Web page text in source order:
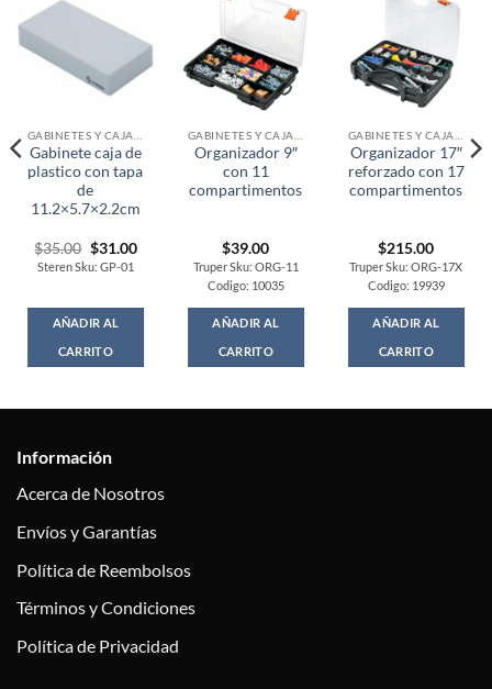
Gabinete caja de
plastico con tapa
de
11.2×5.7×2.2cm
$35.00 Original
price
was:
$31.00Current
Steren Sku: GP-01
AÑADIR AL
CARRITO
Organizador 9″
con 11
compartimentos
$39.00
Truper Sku: ORG-11
Codigo: 10035
AÑADIR AL
CARRITO
Organizador 17″
reforzado con 17
compartimentos
$215.00
Truper Sku: ORG-17X
Codigo: 19939
AÑADIR AL
CARRITO
Información
Acerca de Nosotros
Envíos y Garantías
Política de Reembolsos
Términos y Condiciones
Política de Privacidad